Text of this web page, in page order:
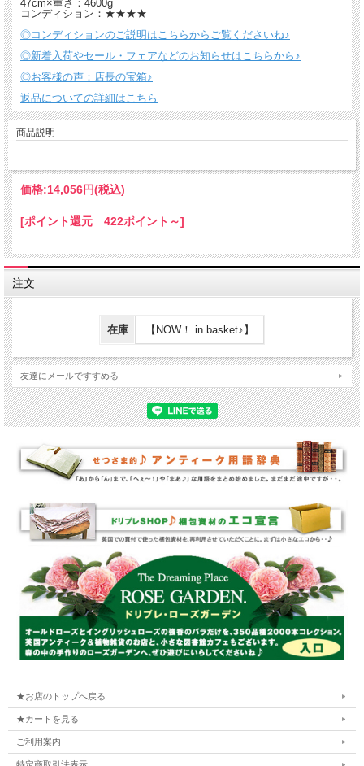
47cm×重さ：4600g
コンディション：★★★★
◎コンディションのご説明はこちらからご覧くださいね♪
◎新着入荷やセール・フェアなどのお知らせはこちらから♪
◎お客様の声：店長の宝箱♪
返品についての詳細はこちら
商品説明
価格:14,056円(税込)
[ポイント還元 422ポイント～]
注文
在庫 【NOW！ in basket♪】
友達にメールですすめる
★お店のトップへ戻る
★カートを見る
ご利用案内